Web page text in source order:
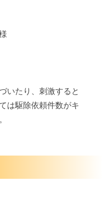
いたり、刺激すると
は駆除依頼件数がキ